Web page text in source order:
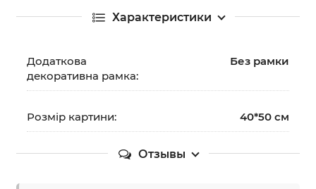
Характеристики
Додаткова
декоративна рамка:
Без рамки
Розмір картини: 40*50 см
Отзывы